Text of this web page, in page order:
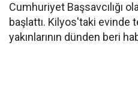
Cumhuriyet Başsavcılığı
başlattı. Kilyos'taki evinde
yakınlarının dünden beri